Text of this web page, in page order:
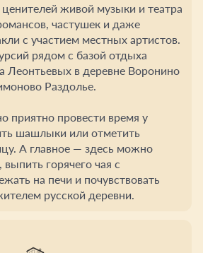
живой музыки и театра
частушек и даже
с участием местных артистов.
рядом с базой отдыха
Леонтьевых в деревне Воронино
Раздолье.
приятно провести время у
шашлыки или отметить
А главное — здесь можно
горячего чая с
на печи и почувствовать
русской деревни.